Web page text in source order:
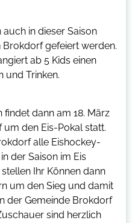
in dieser Saison
gefeiert werden.
ab 5 Kids einen
und Trinken.
dann am 18. März
den Eis-Pokal statt.
alle Eishockey-
der Saison im Eis
Ihr Können dann
um den Sieg und damit
der Gemeinde Brokdorf
sind herzlich